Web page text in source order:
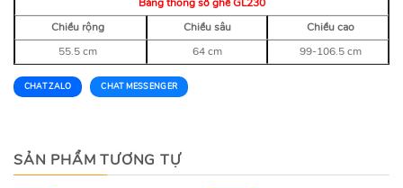
Chiều rộng
Chiều sâu
Chiều cao
55.5 cm
64 cm 99-106.5 cm
CHAT ZALO CHAT MESSENGER
SẢN PHẨM TƯƠNG TỰ